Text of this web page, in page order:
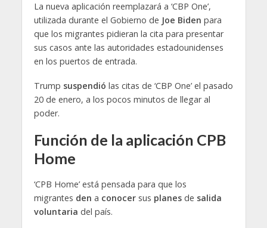
La nueva aplicación reemplazará a ‘CBP One’,
utilizada durante el Gobierno de Joe Biden para
que los migrantes pidieran la cita para presentar
sus casos ante las autoridades estadounidenses
en los puertos de entrada.
Trump suspendió las citas de ‘CBP One’ el pasado
20 de enero, a los pocos minutos de llegar al
poder.
Función de la aplicación CPB
Home
‘CPB Home’ está pensada para que los
migrantes den a conocer sus planesde salida
voluntaria del país.